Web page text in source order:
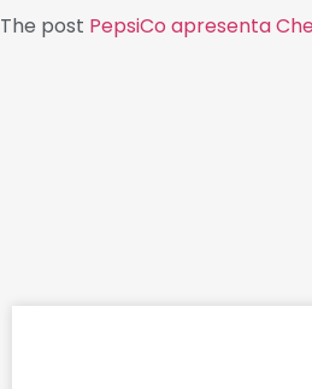
The post PepsiCo apresenta